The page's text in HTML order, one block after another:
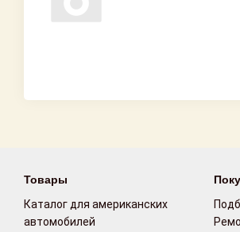
Товары
Каталог для американских
автомобилей